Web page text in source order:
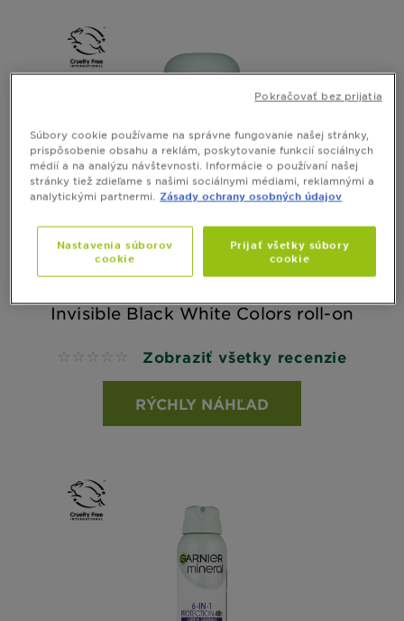
Invisible Black White Colors roll-on
No reviews Zobraziť všetky recenzie
RÝCHLY NÁHĽAD
Súbory cookie používame na správne fungovanie našej stránky,
prispôsobenie obsahu a reklám, poskytovanie funkcií sociálnych
médií a na analýzu návštevnosti. Informácie o používaní našej
stránky tiež zdieľame s našimi sociálnymi médiami, reklamnými a
analytickými partnermi.
Zásady ochrany osobných údajov
Nastavenia súborov
cookie
Prijať všetky súbory
cookie
Pokračovať bez prijatia